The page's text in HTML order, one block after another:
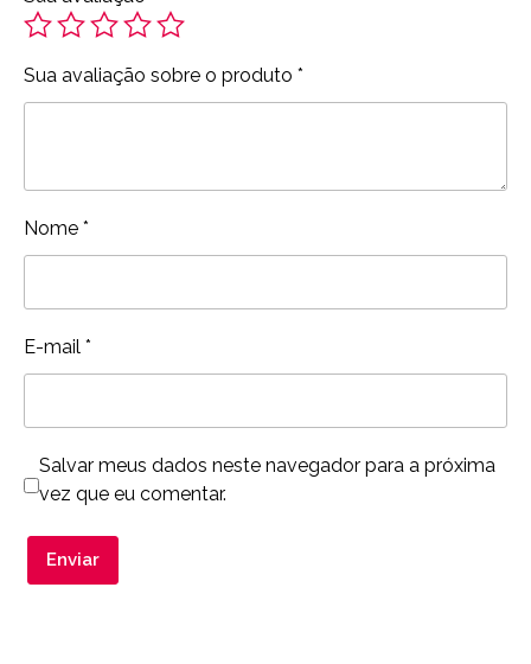
Sua avaliação sobre o produto *
Nome *
E-mail *
Salvar meus dados neste navegador para a próxima
vez que eu comentar.